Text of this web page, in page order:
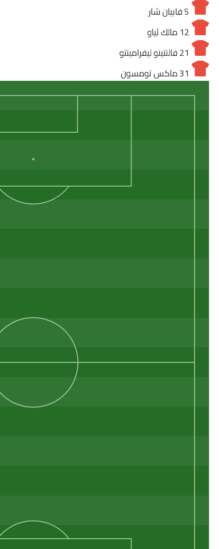
5فابيان شار
12مالك ثياو
21فالنتينو ليفرامينتو
31ماكس تومسون